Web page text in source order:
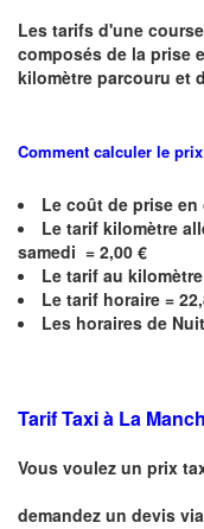
Les tarifs d'une
composés de la prise
kilomètre parcouru et
Comment calculer le
Le coût de prise en
Le tarif kilomètre
samedi = 2,00 €
Le tarif au
Le tarif horaire =
Les horaires de
Tarif Taxi à La
Vous voulez un prix
demandez un devis